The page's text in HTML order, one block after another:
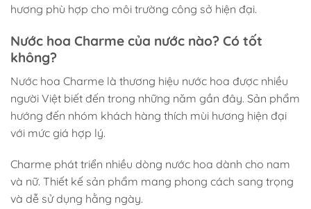
hương phù hợp cho môi trường công sở hiện đại.
Nước hoa Charme của nước nào? Có tốt
không?
Nước hoa Charme là thương hiệu nước hoa được nhiều
người Việt biết đến trong những năm gần đây. Sản phẩm
hướng đến nhóm khách hàng thích mùi hương hiện đại
với mức giá hợp lý.
Charme phát triển nhiều dòng nước hoa dành cho nam
và nữ. Thiết kế sản phẩm mang phong cách sang trọng
và dễ sử dụng hằng ngày.